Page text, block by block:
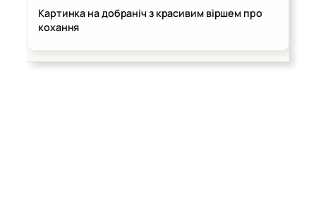
Картинка на добраніч з красивим віршем про
кохання